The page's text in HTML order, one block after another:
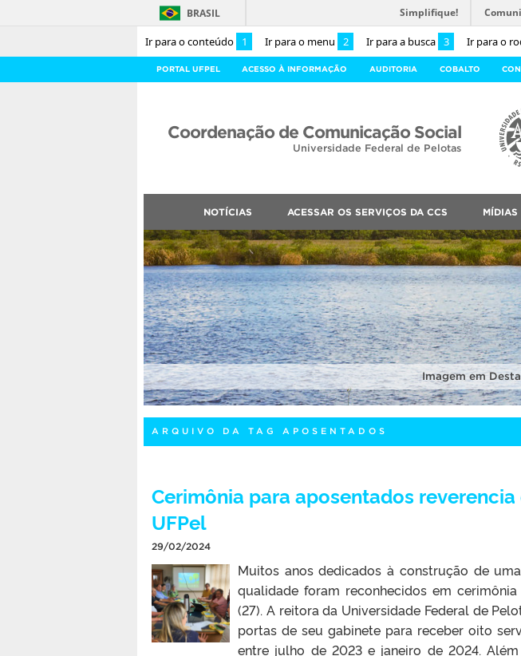
Ir para o conteúdo 1 Ir para o menu 2 Ir para a busca 3 Ir para o
BRASIL Simplifique!
PORTAL UFPEL ACESSO À INFORMAÇÃO AUDITORIA COBALTO
Coordenação de Comunicação Social
Universidade Federal de Pelotas
NOTÍCIAS ACESSAR OS SERVIÇOS DA CCS MÍDIAS
Imagem em
ARQUIVO DA TAG APOSENTADOS
Cerimônia para aposentados
UFPel
29/02/2024
Muitos anos dedicados à construção de
qualidade foram reconhecidos em
(27). A reitora da Universidade Federal de
portas de seu gabinete para receber oito
entre julho de 2023 e janeiro de 2024.